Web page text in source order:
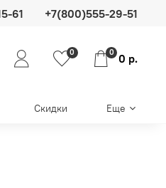
61 +7(800)555-29-51
0 0 0 р.
Скидки Еще